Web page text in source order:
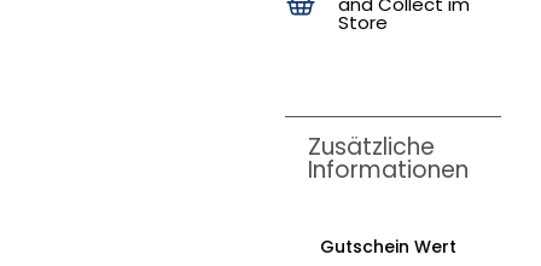
Store
Zusätzliche
Informationen
Gutschein Wert